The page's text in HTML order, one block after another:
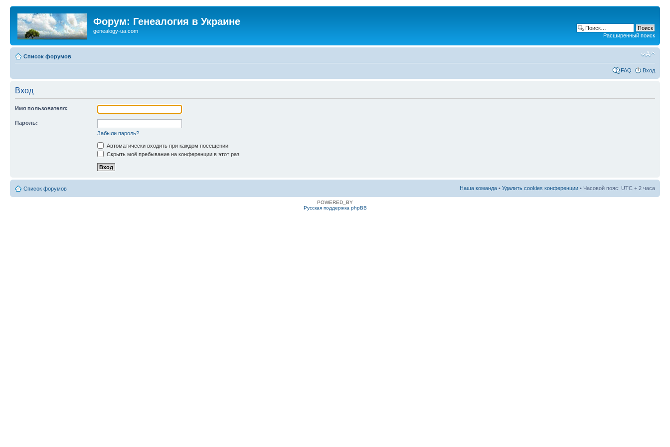
Форум: Генеалогия в Украине
genealogy-ua.com
Расширенный поиск
Список форумов
FAQ Вход
Вход
Имя пользователя:
Пароль:
Забыли пароль?
Автоматически входить при каждом посещении
Скрыть моё пребывание на конференции в этот раз
Список форумов Наша команда • Удалить cookies конференции • Часовой пояс: UTC + 2 часа
POWERED_BY
Русская поддержка phpBB